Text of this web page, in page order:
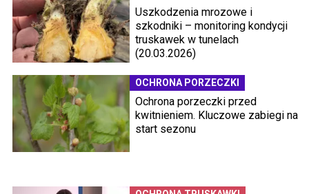
Uszkodzenia mrozowe i
szkodniki – monitoring kondycji
truskawek w tunelach
(20.03.2026)
OCHRONA PORZECZKI
Ochrona porzeczki przed
kwitnieniem. Kluczowe zabiegi na
start sezonu